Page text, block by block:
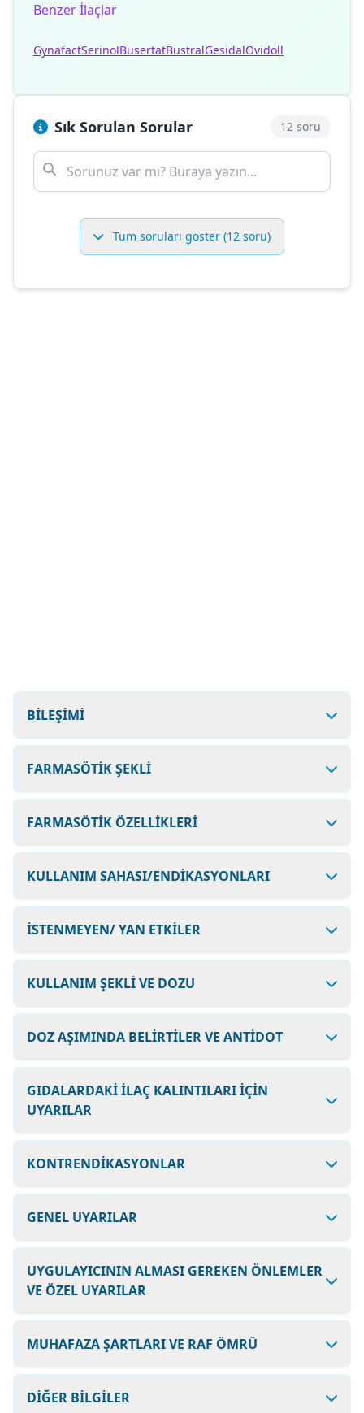
Benzer İlaçlar
GynafactSerinolBusertatBustralGesidalOvidoll
Sık Sorulan Sorular 12 soru
Tüm soruları göster (12 soru)
BİLEŞİMİ
FARMASÖTİK ŞEKLİ
FARMASÖTİK ÖZELLİKLERİ
KULLANIM SAHASI/ENDİKASYONLARI
İSTENMEYEN/ YAN ETKİLER
KULLANIM ŞEKLİ VE DOZU
DOZ AŞIMINDA BELİRTİLER VE ANTİDOT
GIDALARDAKİ İLAÇ KALINTILARI İÇİN
UYARILAR
KONTRENDİKASYONLAR
GENEL UYARILAR
UYGULAYICININ ALMASI GEREKEN ÖNLEMLER
VE ÖZEL UYARILAR
MUHAFAZA ŞARTLARI VE RAF ÖMRÜ
DİĞER BİLGİLER